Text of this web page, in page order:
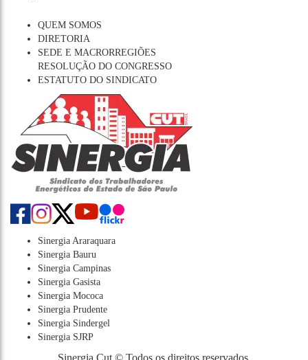
QUEM SOMOS
DIRETORIA
SEDE E MACRORREGIÕES
RESOLUÇÃO DO CONGRESSO
ESTATUTO DO SINDICATO
Sinergia Araraquara
Sinergia Bauru
Sinergia Campinas
Sinergia Gasista
Sinergia Mococa
Sinergia Prudente
Sinergia Sindergel
Sinergia SJRP